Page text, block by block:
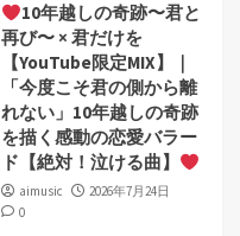
10年越しの奇跡〜君と
再び〜 × 君だけを
【YouTube限定MIX】｜
「今度こそ君の側から離
れない」10年越しの奇跡
を描く感動の恋愛バラー
ド【絶対！泣ける曲】
aimusic
2026年7月24日
0